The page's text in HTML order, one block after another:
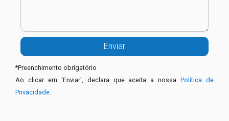
*Preenchimento obrigatório
Ao clicar em 'Enviar', declara que aceita a nossaPolítica de
Privacidade